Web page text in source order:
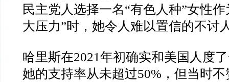
民主党人选择一名“有色人种”女性
大压力”时，她令人难以置信的不讨
哈里斯在2021年初确实和美国人度
她的支持率从未超过50%，但当时